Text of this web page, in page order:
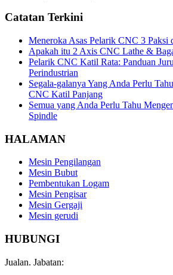
Catatan Terkini
Meneroka Asas Pelarik CNC 3 Paksi
Apakah itu 2 Axis CNC Lathe &
Pelarik CNC Katil Rata: Panduan
Perindustrian
Segala-galanya Yang Anda Perlu
CNC Katil Panjang
Semua yang Anda Perlu Tahu
Spindle
HALAMAN
Mesin Pengilangan
Mesin Bubut
Pembentukan Logam
Mesin Pengisar
Mesin Gergaji
Mesin gerudi
HUBUNGI
Jualan. Jabatan: